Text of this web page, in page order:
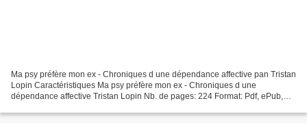
Ma psy préfère mon ex - Chroniques d une dépendance affective pan Tristan
Lopin Caractéristiques Ma psy préfère mon ex - Chroniques d une
dépendance affective Tristan Lopin Nb. de pages: 224 Format: Pdf, ePub,